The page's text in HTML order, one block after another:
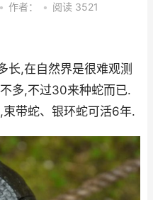
• 作者： • 阅读 3521
长,在自然界是很难观测
多,不过30来种蛇而已.
带蛇、银环蛇可活6年.